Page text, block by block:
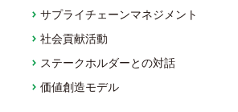
サプライチェーンマネジメント
社会貢献活動
ステークホルダーとの対話
価値創造モデル